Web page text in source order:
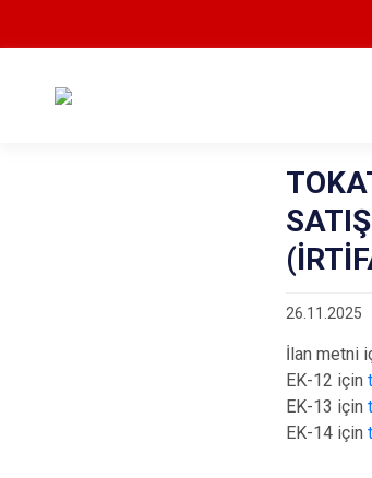
26.11.2025
İlan metni
EK-12 için
EK-13 için
EK-14 için